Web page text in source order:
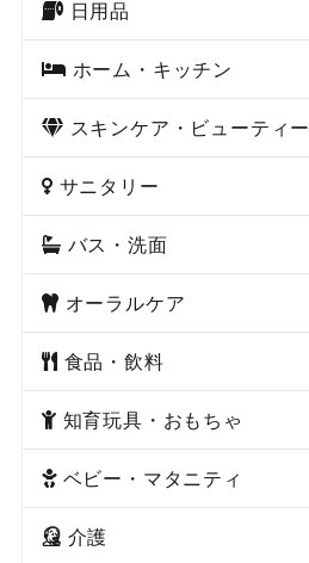
日用品
ホーム・キッチン
スキンケア・ビューティー
サニタリー
バス・洗面
オーラルケア
食品・飲料
知育玩具・おもちゃ
ベビー・マタニティ
介護